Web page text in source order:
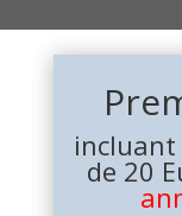
de 20